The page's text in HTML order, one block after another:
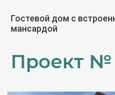
Гостевой дом с
мансардой
Проект №